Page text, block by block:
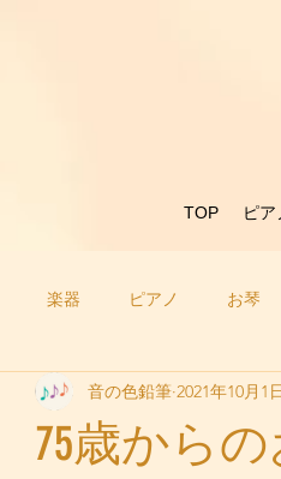
TOP ピア
楽器 ピアノ お琴
75歳から
音の色鉛筆 2021年10月1